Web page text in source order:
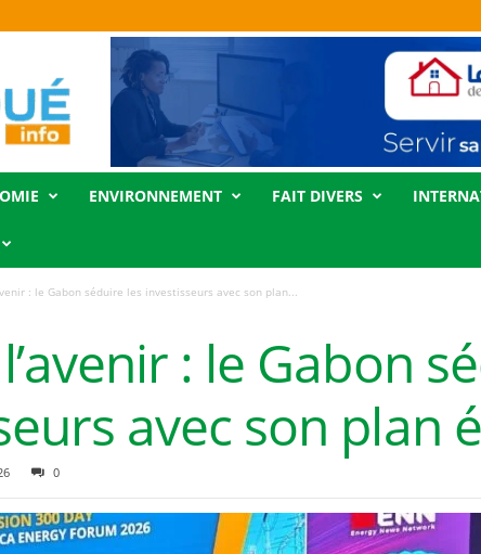
ENVIRONNEMENT FAIT DIVERS
: le Gabon séduire les investisseurs avec son plan...
: le Gabon
avec son plan
0